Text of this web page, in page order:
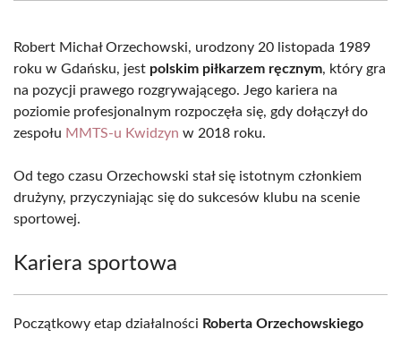
Robert Michał Orzechowski, urodzony 20 listopada 1989
roku w Gdańsku, jest polskim piłkarzem ręcznym, który gra
na pozycji prawego rozgrywającego. Jego kariera na
poziomie profesjonalnym rozpoczęła się, gdy dołączył do
zespołu MMTS-u Kwidzyn w 2018 roku.
Od tego czasu Orzechowski stał się istotnym członkiem
drużyny, przyczyniając się do sukcesów klubu na scenie
sportowej.
Kariera sportowa
Początkowy etap działalności Roberta Orzechowskiego